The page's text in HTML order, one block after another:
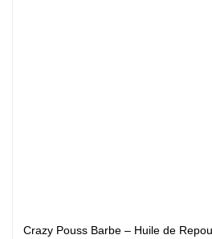
Crazy Pouss Barbe – Huile de